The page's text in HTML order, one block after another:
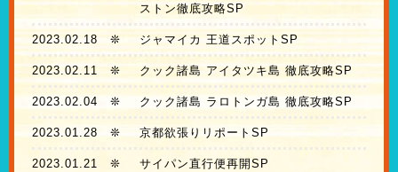
ストン徹底攻略SP
2023.02.18❊ ジャマイカ 王道スポットSP
2023.02.11 ❊ クック諸島 アイタツキ島 徹底攻略SP
2023.02.04 ❊ クック諸島 ラロトンガ島 徹底攻略SP
2023.01.28 ❊ 京都欲張りリポートSP
2023.01.21 ❊ サイパン直行便再開SP